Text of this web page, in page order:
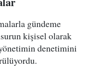
gündeme
kişisel olarak
denetimini